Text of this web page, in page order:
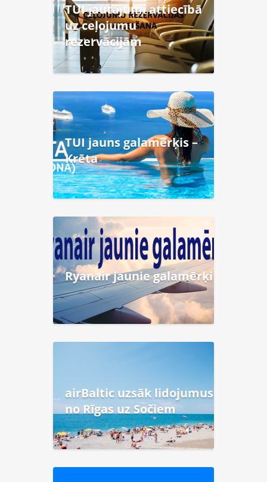
TUI jautājumi attiecībā
uz ceļojumu
rezervācijām
TUI jauns galamērķis –
Krēta
Ryanair jaunie galamērķi
airBaltic uzsāk lidojumus
no Rīgas uz Sočiem